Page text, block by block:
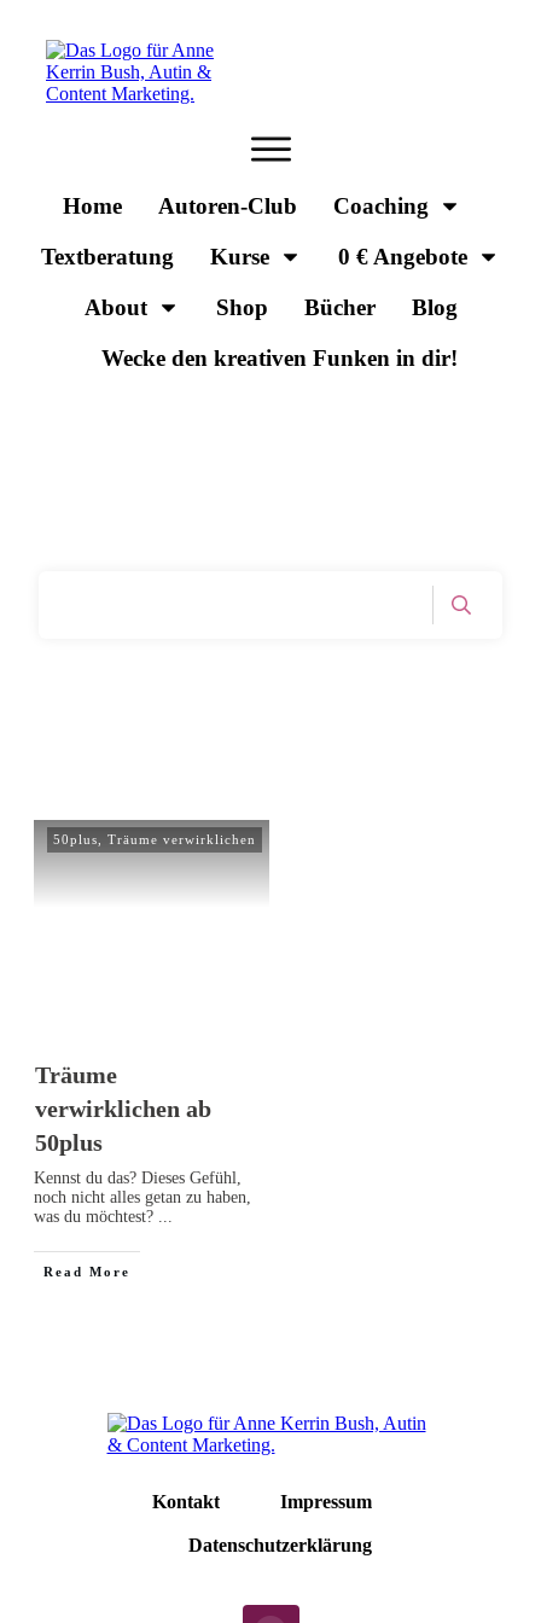
Home Autoren-Club
Coaching
Textberatung
Kurse
0 € Angebote
About
Shop Bücher
Blog
Wecke den kreativen Funken in dir!
50plus Träume verwirklichen
Träume
verwirklichen ab
50plus
Kennst du das? Dieses Gefühl,
noch nicht alles getan zu haben,
was du möchtest?
Read More
Kontakt Impressum
Datenschutzerklärung